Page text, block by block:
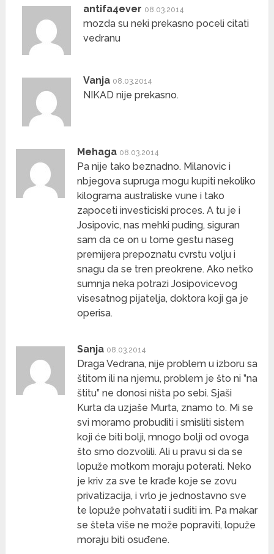
antifa4ever 08.03.2014
mozda su neki prekasno poceli citati
vedranu
Vanja 08.03.2014
NIKAD nije prekasno.
Mehaga 08.03.2014
Pa nije tako beznadno. Milanovic i
nbjegova supruga mogu kupiti nekoliko
kilograma australiske vune i tako
zapoceti investiciski proces. A tu je i
Josipovic, nas mehki puding, siguran
sam da ce on u tome gestu naseg
premijera prepoznatu cvrstu volju i
snagu da se tren preokrene. Ako netko
sumnja neka potrazi Josipovicevog
visesatnog pijatelja, doktora koji ga je
operisa.
Sanja 08.03.2014
Draga Vedrana, nije problem u izboru sa
štitom ili na njemu, problem je što ni ”na
štitu” ne donosi ništa po sebi. Sjaši
Kurta da uzjaše Murta, znamo to. Mi se
svi moramo probuditi i smisliti sistem
koji će biti bolji, mnogo bolji od ovoga
što smo dozvolili. Ali u pravu si da se
lopuže motkom moraju poterati. Neko
je kriv za sve te krađe koje se zovu
privatizacija, i vrlo je jednostavno sve
te lopuže pohvatati i suditi im. Pa makar
se šteta više ne može popraviti, lopuže
moraju biti osuđene.